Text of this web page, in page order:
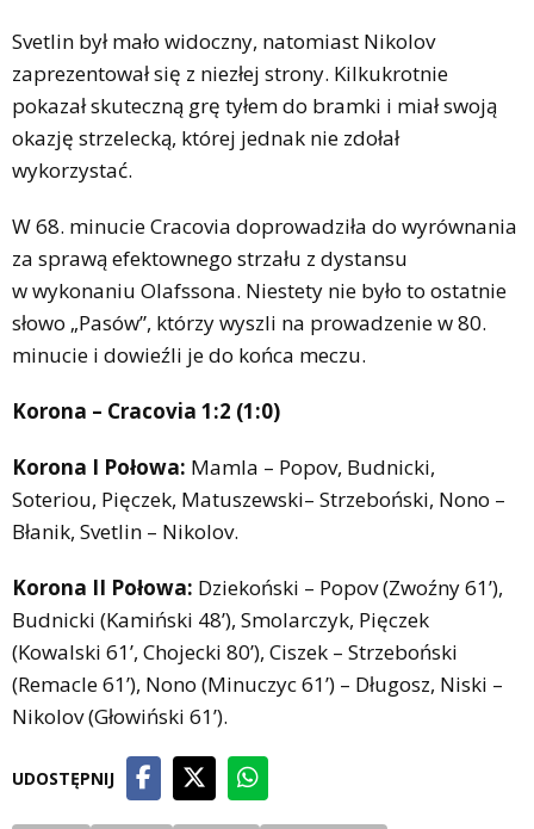
Svetlin był mało widoczny, natomiast Nikolov
zaprezentował się z niezłej strony. Kilkukrotnie
pokazał skuteczną grę tyłem do bramki i miał swoją
okazję strzelecką, której jednak nie zdołał
wykorzystać.
W 68. minucie Cracovia doprowadziła do wyrównania
za sprawą efektownego strzału z dystansu
w wykonaniu Olafssona. Niestety nie było to ostatnie
słowo „Pasów”, którzy wyszli na prowadzenie w 80.
minucie i dowieźli je do końca meczu.
Korona – Cracovia 1:2 (1:0)
Korona I Połowa: Mamla – Popov, Budnicki,
Soteriou, Pięczek, Matuszewski– Strzeboński, Nono –
Błanik, Svetlin – Nikolov.
Korona II Połowa: Dziekoński – Popov (Zwoźny 61’),
Budnicki (Kamiński 48’), Smolarczyk, Pięczek
(Kowalski 61’, Chojecki 80’), Ciszek – Strzeboński
(Remacle 61’), Nono (Minuczyc 61’) – Długosz, Niski –
Nikolov (Głowiński 61’).
UDOSTĘPNIJ